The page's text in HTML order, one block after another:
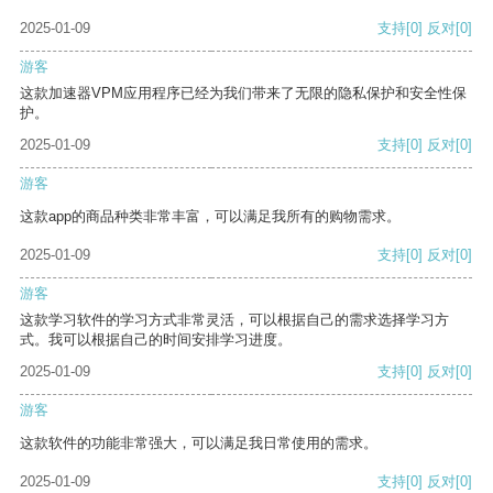
2025-01-09 支持[0] 反对[0]
游客
这款加速器VPM应用程序已经为我们带来了无限的隐私保护和安全性保
护。
2025-01-09
支持[0] 反对[0]
游客
这款app的商品种类非常丰富，可以满足我所有的购物需求。
2025-01-09 支持[0] 反对[0]
游客
这款学习软件的学习方式非常灵活，可以根据自己的需求选择学习方
式。我可以根据自己的时间安排学习进度。
2025-01-09
支持[0] 反对[0]
游客
这款软件的功能非常强大，可以满足我日常使用的需求。
2025-01-09 支持[0] 反对[0]